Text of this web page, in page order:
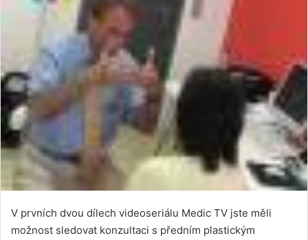
V prvních dvou dílech videoseriálu Medic TV jste měli
možnost sledovat konzultaci s předním plastickým